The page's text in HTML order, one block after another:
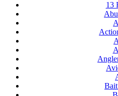
13